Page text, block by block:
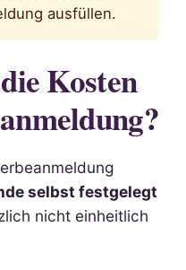
ausfüllen.
Kosten
selbst festgelegt
nicht einheitlich